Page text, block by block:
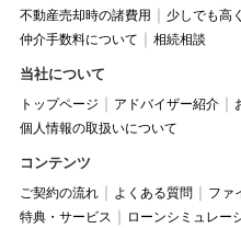
不動産売却時の諸費用
少しでも高
仲介手数料について
相続相談
当社について
トップページ アドバイザー紹介
個人情報の取扱いについて
コンテンツ
ご契約の流れ よくある質問
ファ
特典・サービス
ローンシミュレー